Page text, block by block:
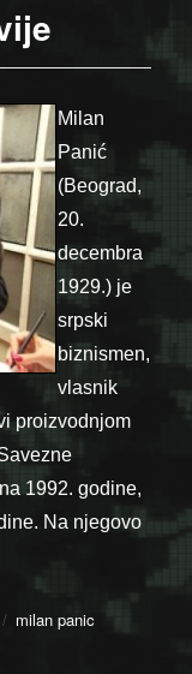
Milan
Panić
(Beograd,
20.
decembra
1929.) je
srpski
biznismen,
vlasnik
proizvodnjom
1992. godine,
Na njegovo
Tags
milan panic